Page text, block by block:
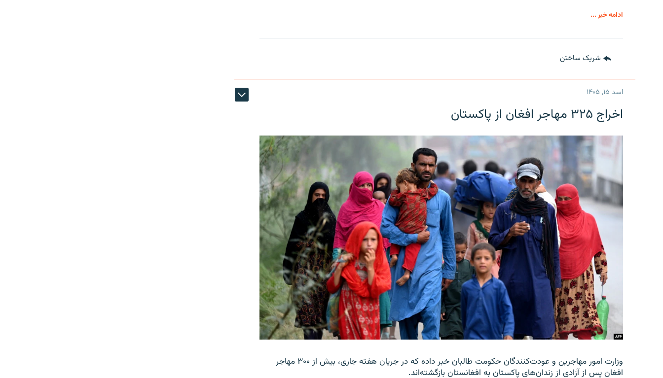
ادامه خبر ...
شریک ساختن
اسد ۱۵, ۱۴۰۵
اخراج ۳۲۵ مهاجر افغان از پاکستان
وزارت امور مهاجرین و عودت‌کنندگان حکومت طالبان خبر داده که در جریان هفته جاری، بیش از ۳۰۰ مهاجر
افغان پس از آزادی از زندان‌های پاکستان به افغانستان بازگشته‌اند.